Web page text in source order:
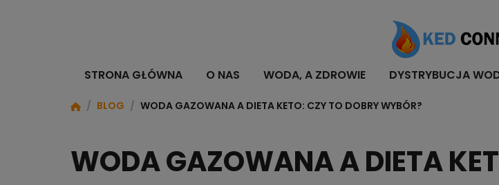
STRONA GŁÓWNA O NAS WODA, A ZDROWIE DYSTRYBUCJA
/ BLOG / WODA GAZOWANA A DIETA KETO: CZY TO DOBRY WYBÓR?
WODA GAZOWANA A DIETA